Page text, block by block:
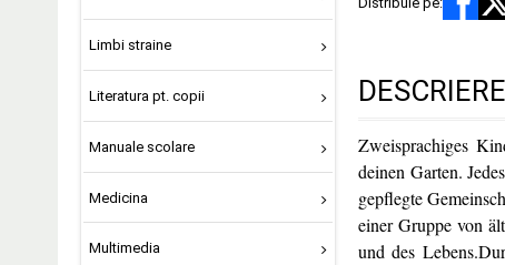
Limbi straine
Literatura pt. copii
Manuale scolare
Medicina
Multimedia
DESCRIERE
Zweisprachiges
deinen Garten.
gepflegte
einer Gruppe von
und des